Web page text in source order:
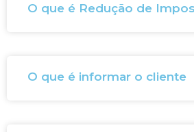
O que é Redução de
O que é informar o cliente